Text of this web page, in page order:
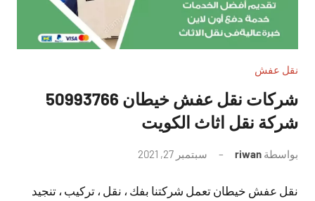
نقل عفش
شركات نقل عفش خيطان 50993766
شركة نقل اثاث الكويت
بواسطة riwan سبتمبر 27, 2021
تعليقات
نقل عفش خيطان تعمل شركتنا بفك ، نقل ، تركيب ، تنجيد